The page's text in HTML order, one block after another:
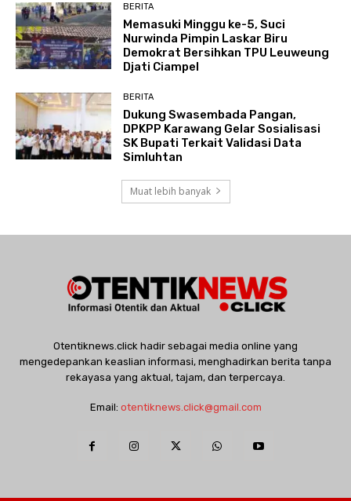
BERITA
Memasuki Minggu ke-5, Suci
Nurwinda Pimpin Laskar Biru
Demokrat Bersihkan TPU Leuweung
Djati Ciampel
BERITA
Dukung Swasembada Pangan,
DPKPP Karawang Gelar Sosialisasi
SK Bupati Terkait Validasi Data
Simluhtan
Muat lebih banyak
Otentiknews.click hadir sebagai media online yang
mengedepankan keaslian informasi, menghadirkan berita tanpa
rekayasa yang aktual, tajam, dan terpercaya.
Email: otentiknews.click@gmail.com